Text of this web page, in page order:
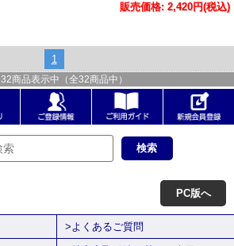
販売価格: 2,420円(税込)
1
32商品表示中（全32商品中）
PC版へ
>よくあるご質問